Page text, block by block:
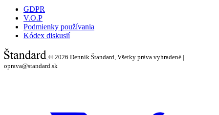
GDPR
V.O.P
Podmienky používania
Kódex diskusií
© 2026 Denník Štandard, Všetky práva vyhradené |
oprava@standard.sk